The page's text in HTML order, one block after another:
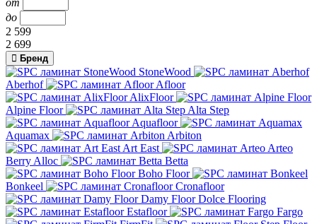
от
до
2 599
2 699
Бренд
StoneWood
Aberhof
Afloor
AlixFloor
Alpine Floor
Alta Step
Aquafloor
Aquamax
Arbiton
Art East
Arteo
Berry Alloc
Betta
Boho Floor
Bonkeel
Cronafloor
Damy Floor Dolce Flooring
Estafloor
Fargo